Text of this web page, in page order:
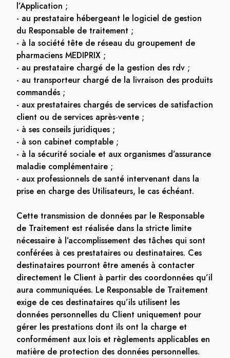
l’Application ;
- au prestataire hébergeant le logiciel de gestion
du Responsable de traitement ;
- à la société tête de réseau du groupement de
pharmaciens MEDIPRIX ;
- au prestataire chargé de la gestion des rdv ;
- au transporteur chargé de la livraison des produits
commandés ;
- aux prestataires chargés de services de satisfaction
client ou de services après-vente ;
- à ses conseils juridiques ;
- à son cabinet comptable ;
- à la sécurité sociale et aux organismes d’assurance
maladie complémentaire ;
- aux professionnels de santé intervenant dans la
prise en charge des Utilisateurs, le cas échéant.
Cette transmission de données par le Responsable
de Traitement est réalisée dans la stricte limite
nécessaire à l’accomplissement des tâches qui sont
conférées à ces prestataires ou destinataires. Ces
destinataires pourront être amenés à contacter
directement le Client à partir des coordonnées qu’il
aura communiquées. Le Responsable de Traitement
exige de ces destinataires qu’ils utilisent les
données personnelles du Client uniquement pour
gérer les prestations dont ils ont la charge et
conformément aux lois et règlements applicables en
matière de protection des données personnelles.